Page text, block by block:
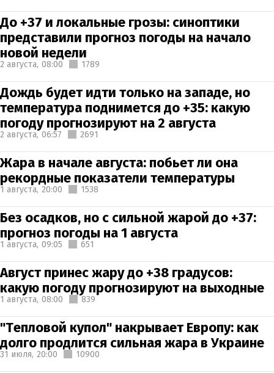
До +37 и локальные грозы: синоптики
представили прогноз погоды на начало
новой недели
2 августа, 08:00 1789
Дождь будет идти только на западе, но
температура поднимется до +35: какую
погоду прогнозируют на 2 августа
2 августа, 06:57 2691
Жара в начале августа: побьет ли она
рекордные показатели температуры
1 августа, 20:00 1538
Без осадков, но с сильной жарой до +37:
прогноз погоды на 1 августа
1 августа, 09:05 651
Август принес жару до +38 градусов:
какую погоду прогнозируют на выходные
1 августа, 08:00 839
"Тепловой купол" накрывает Европу: как
долго продлится сильная жара в Украине
31 июля, 20:00 10900